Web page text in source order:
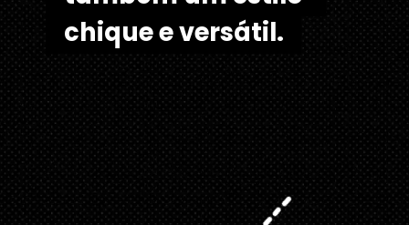
chique e versátil.
chique e versátil.